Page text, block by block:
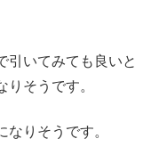
引いてみても良いと
そうです。
りそうです。